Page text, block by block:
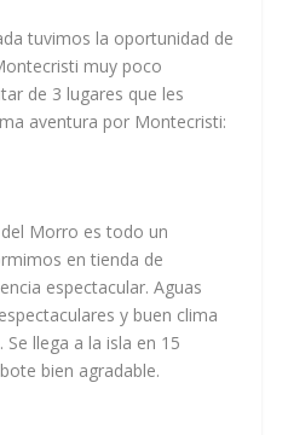
tuvimos la oportunidad de
muy poco
de 3 lugares que les
aventura por Montecristi:
Morro es todo un
en tienda de
espectacular. Aguas
y buen clima
llega a la isla en 15
bien agradable.